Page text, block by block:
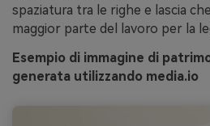
spaziatura tra le righe e lascia
maggior parte del lavoro per la
Esempio di immagine di
generata utilizzando media.io